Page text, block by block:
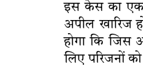
इस केस का एक
अपील खारिज
होगा कि जिस
लिए परिजनों